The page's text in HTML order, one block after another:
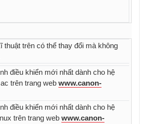
thuật trên có thể thay đổi mà không
điều khiển mới nhất dành cho hệ
trên trang web www.canon-
điều khiển mới nhất dành cho hệ
trên trang web www.canon-